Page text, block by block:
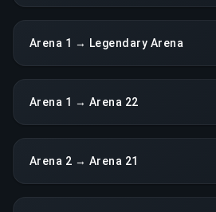
Arena 1 → Legendary Arena
Arena 1 → Arena 22
Arena 2 → Arena 21